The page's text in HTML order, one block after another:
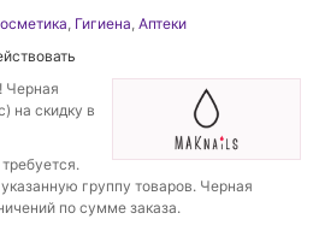
Гигиена Аптеки
Черная
на скидку в
группу товаров. Черная
по сумме заказа.